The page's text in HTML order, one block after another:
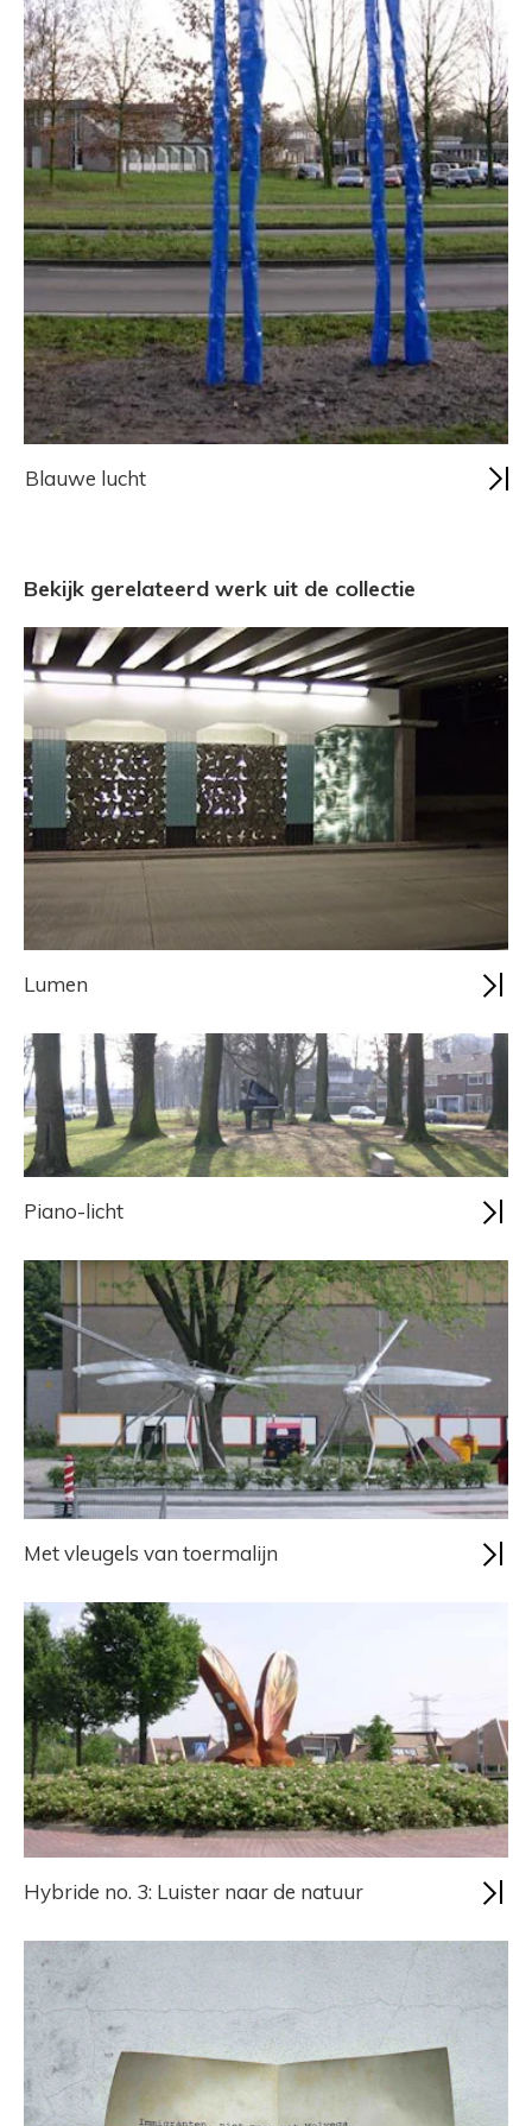
Blauwe lucht
Bekijk gerelateerd werk uit de collectie
Lumen
Piano-licht
Met vleugels van toermalijn
Hybride no. 3: Luister naar de natuur